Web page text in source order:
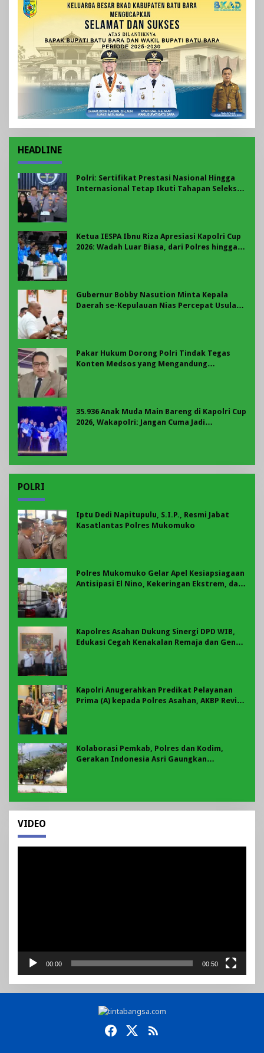
HEADLINE
Polri: Sertifikat Prestasi Nasional Hingga
Internasional Tetap Ikuti Tahapan Seleksi
Ketua IESPA Ibnu Riza Apresiasi Kapolri Cup
2026: Wadah Luar Biasa, dari Polres hingga
Gubernur Bobby Nasution Minta Kepala
Daerah se-Kepulauan Nias Percepat Usulan
Pakar Hukum Dorong Polri Tindak Tegas
Konten Medsos yang Mengandung
35.936 Anak Muda Main Bareng di Kapolri Cup
2026, Wakapolri: Jangan Cuma Jadi
POLRI
Iptu Dedi Napitupulu, S.I.P., Resmi Jabat
Kasatlantas Polres Mukomuko
Polres Mukomuko Gelar Apel Kesiapsiagaan
Antisipasi El Nino, Kekeringan Ekstrem, dan
Kapolres Asahan Dukung Sinergi DPD WIB,
Edukasi Cegah Kenakalan Remaja dan Geng
Kapolri Anugerahkan Predikat Pelayanan
Prima (A) kepada Polres Asahan, AKBP Revi
Kolaborasi Pemkab, Polres dan Kodim,
Gerakan Indonesia Asri Gaungkan
VIDEO
00:00 00:50